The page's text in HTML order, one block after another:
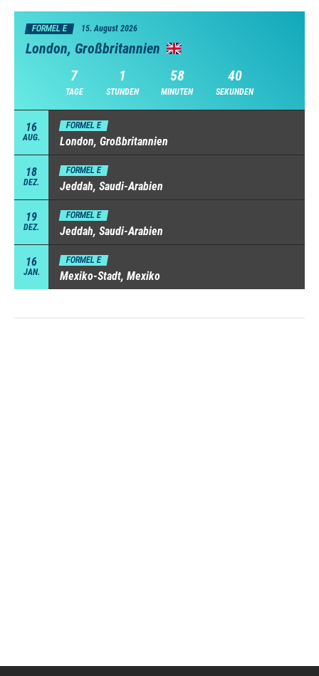
FORMEL E 15. August 2026
London, Großbritannien
7
TAGE
1
STUNDEN
58
MINUTEN
40
SEKUNDEN
16
AUG.
FORMEL E
London, Großbritannien
18
DEZ.
FORMEL E
Jeddah, Saudi-Arabien
19
DEZ.
FORMEL E
Jeddah, Saudi-Arabien
16
JAN.
FORMEL E
Mexiko-Stadt, Mexiko